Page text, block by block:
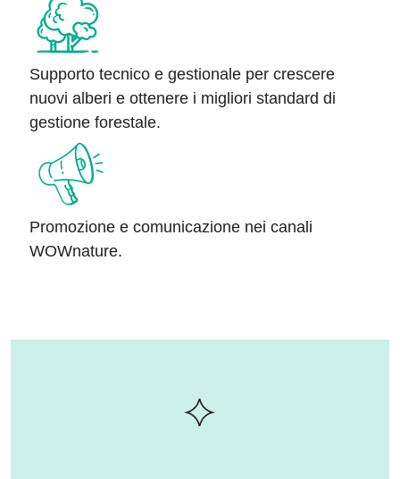
Supporto tecnico e gestionale per crescere
nuovi alberi e ottenere i migliori standard di
gestione forestale.
Promozione e comunicazione nei canali
WOWnature.